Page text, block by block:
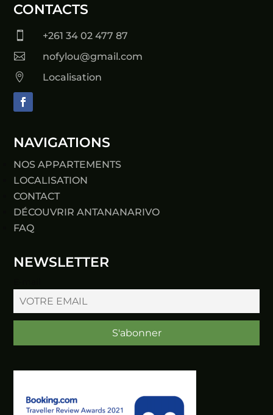
CONTACTS
 +261 34 02 477 87
 nofylou@gmail.com
 Localisation
NAVIGATIONS
NOS APPARTEMENTS
LOCALISATION
CONTACT
DÉCOUVRIR ANTANANARIVO
FAQ
NEWSLETTER